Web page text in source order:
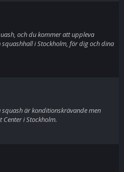
och du kommer att uppleva
i Stockholm, för dig och dina
är konditionskrävande men
Center i Stockholm.